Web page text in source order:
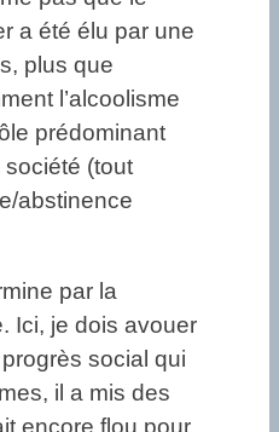
a été élu par une
plus que
l’alcoolisme
prédominant
(tout
abstinence
par la
Ici, je dois avouer
progrès social qui
il a mis des
encore flou pour